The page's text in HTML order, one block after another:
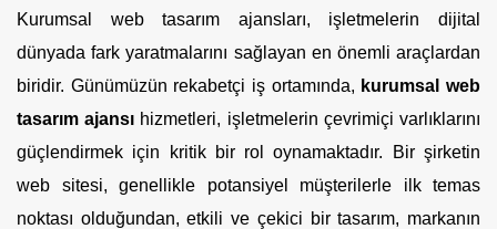
Kurumsal web tasarım ajansları, işletmelerin dijital
dünyada fark yaratmalarını sağlayan en önemli araçlardan
biridir. Günümüzün rekabetçi iş ortamında, kurumsal web
tasarım ajansı hizmetleri, işletmelerin çevrimiçi varlıklarını
güçlendirmek için kritik bir rol oynamaktadır. Bir şirketin
web sitesi, genellikle potansiyel müşterilerle ilk temas
noktası olduğundan, etkili ve çekici bir tasarım, markanın